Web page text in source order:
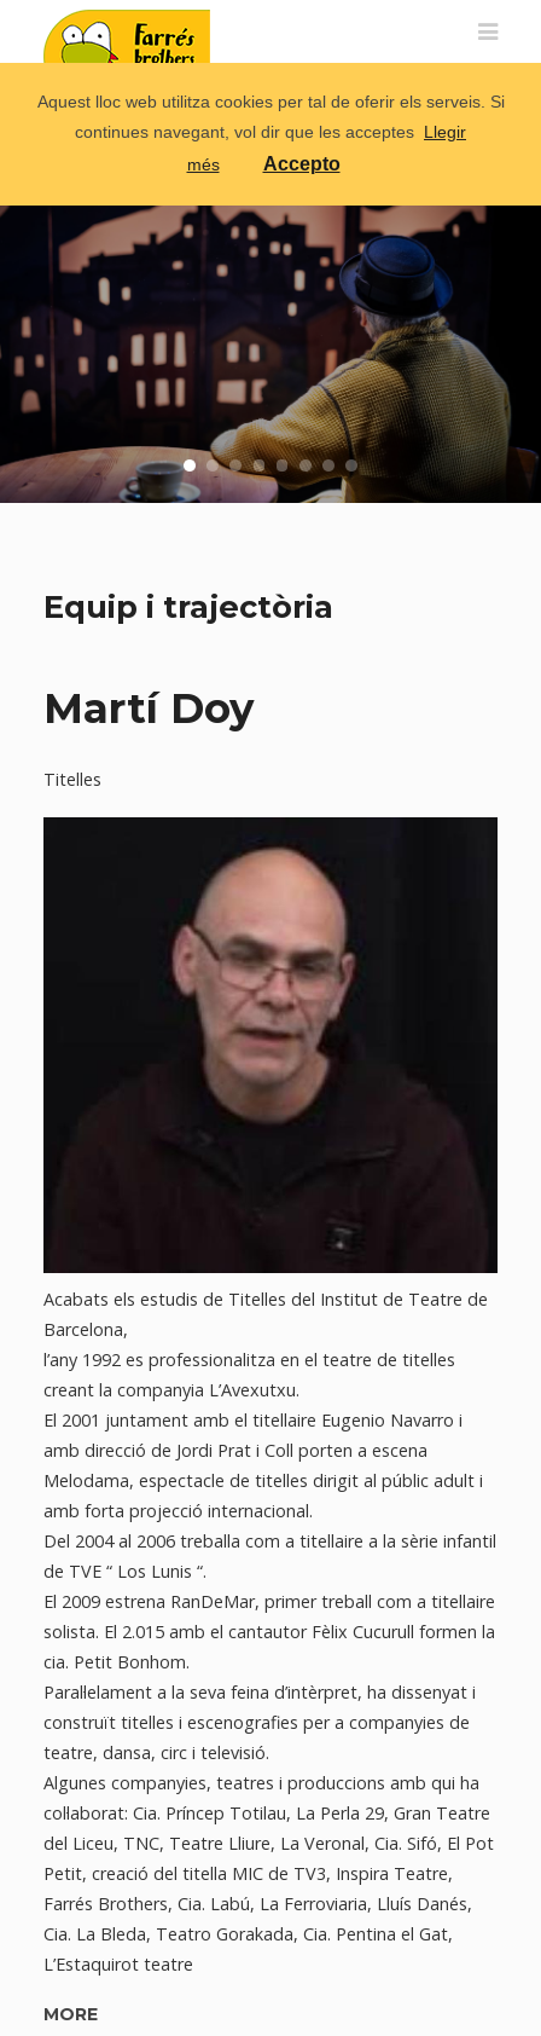
Equip i trajectòria
Martí Doy
Titelles
Acabats els estudis de Titelles del Institut de Teatre de
Barcelona,
l’any 1992 es professionalitza en el teatre de titelles
creant la companyia L’Avexutxu.
El 2001 juntament amb el titellaire Eugenio Navarro i
amb direcció de Jordi Prat i Coll porten a escena
Melodama, espectacle de titelles dirigit al públic adult i
amb forta projecció internacional.
Del 2004 al 2006 treballa com a titellaire a la sèrie infantil
de TVE “ Los Lunis “.
El 2009 estrena RanDeMar, primer treball com a titellaire
solista. El 2.015 amb el cantautor Fèlix Cucurull formen la
cia. Petit Bonhom.
Paral·lelament a la seva feina d’intèrpret, ha dissenyat i
construït titelles i escenografies per a companyies de
teatre, dansa, circ i televisió.
Algunes companyies, teatres i produccions amb qui ha
col·laborat: Cia. Príncep Totilau, La Perla 29, Gran Teatre
del Liceu, TNC, Teatre Lliure, La Veronal, Cia. Sifó, El Pot
Petit, creació del titella MIC de TV3, Inspira Teatre,
Farrés Brothers, Cia. Labú, La Ferroviaria, Lluís Danés,
Cia. La Bleda, Teatro Gorakada, Cia. Pentina el Gat,
L’Estaquirot teatre
MORE
Aquest lloc web utilitza cookies per tal de oferir els serveis. Si
continues navegant, vol dir que les acceptes Llegir
més
Accepto